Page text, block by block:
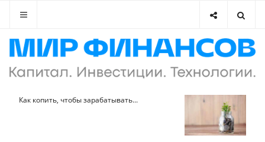
Как копить, чтобы зарабатывать...